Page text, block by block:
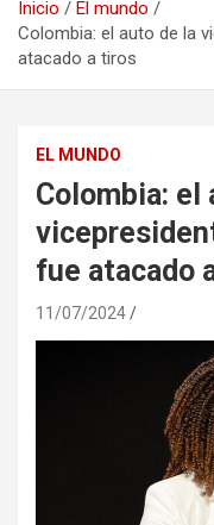
Inicio
El mundo
Colombia: el auto de la
atacado a tiros
EL MUNDO
Colombia: el
fue atacado
11/07/2024